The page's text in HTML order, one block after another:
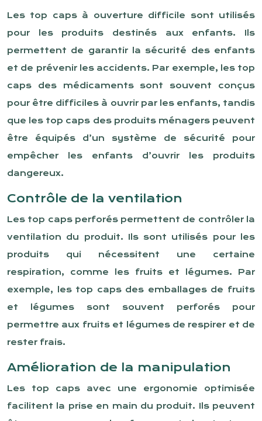
Les top caps à ouverture difficile sont utilisés
pour les produits destinés aux enfants. Ils
permettent de garantir la sécurité des enfants
et de prévenir les accidents. Par exemple, les top
caps des médicaments sont souvent conçus
pour être difficiles à ouvrir par les enfants, tandis
que les top caps des produits ménagers peuvent
être équipés d’un système de sécurité pour
empêcher les enfants d’ouvrir les produits
dangereux.
Contrôle de la ventilation
Les top caps perforés permettent de contrôler la
ventilation du produit. Ils sont utilisés pour les
produits qui nécessitent une certaine
respiration, comme les fruits et légumes. Par
exemple, les top caps des emballages de fruits
et légumes sont souvent perforés pour
permettre aux fruits et légumes de respirer et de
rester frais.
Amélioration de la manipulation
Les top caps avec une ergonomie optimisée
facilitent la prise en main du produit. Ils peuvent